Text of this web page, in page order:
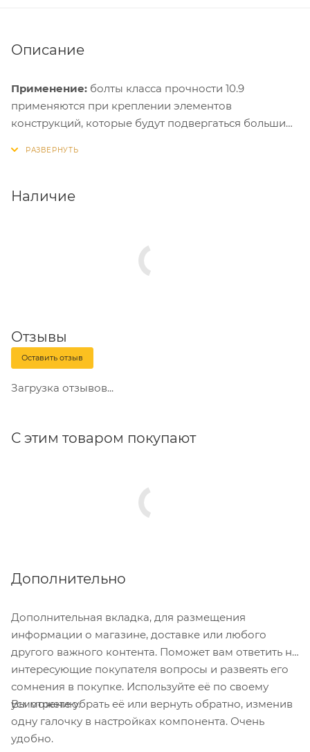
Описание
Применение: болты класса прочности 10.9
применяются при креплении элементов
конструкций, которые будут подвергаться большим
Наличие
Отзывы
Оставить отзыв
Загрузка отзывов...
С этим товаром покупают
Дополнительно
Дополнительная вкладка, для размещения
информации о магазине, доставке или любого
другого важного контента. Поможет вам ответить на
интересующие покупателя вопросы и развеять его
сомнения в покупке. Используйте её по своему
усмотрению.
Вы можете убрать её или вернуть обратно, изменив
одну галочку в настройках компонента. Очень
удобно.